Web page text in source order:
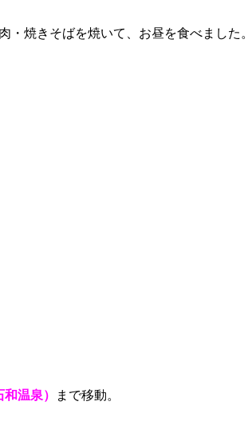
・焼きそばを焼いて、お昼を食べました。
和温泉） まで移動。